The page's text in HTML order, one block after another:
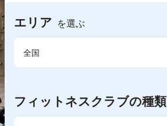
エリア を選ぶ
全国
フィットネスクラブの種類